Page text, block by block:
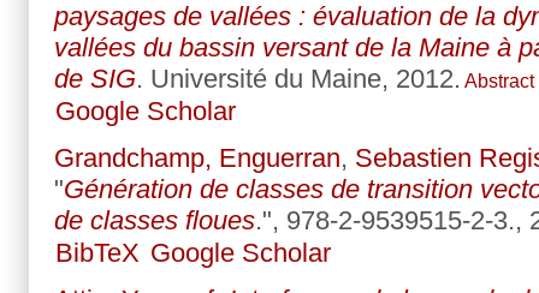
paysages de vallées : évaluation de la
vallées du bassin versant de la Maine à
de SIG. Université du Maine, 2012. Abstract
Google Scholar
Grandchamp, Enguerran, Sebastien
"Génération de classes de transition
de classes floues.", 978-2-9539515-2-3.,
BibTeX Google Scholar